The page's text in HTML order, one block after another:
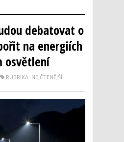
debatovat o
na energiích
osvětlení
RUBRIKA: NEJČTENĚJŠÍ